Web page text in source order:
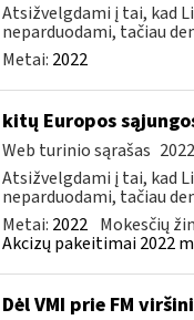
Atsižvelgdami į tai, kad
neparduodami, tačiau
Metai: 2022
kitų Europos
Web turinio sąrašas
Atsižvelgdami į tai, kad
neparduodami, tačiau
Metai: 2022 Mokesčių
Akcizų pakeitimai 2022
Dėl VMI prie FM